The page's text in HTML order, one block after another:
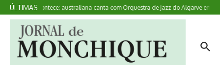
Ir para o conteúdo
ÚLTIMAS
Aqui Acontece: australiana canta com Orquestra de Jazz do Algarve em